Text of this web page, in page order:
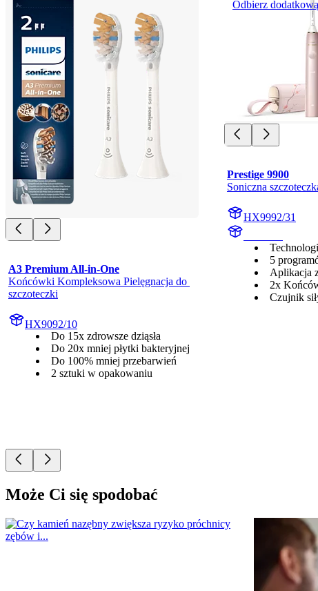
A3 Premium All-in-One
Końcówki Kompleksowa Pielęgnacja do
szczoteczki
HX9092/10
Do 15x zdrowsze dziąsła
Do 20x mniej płytki bakteryjnej
Do 100% mniej przebarwień
2 sztuki w opakowaniu
Odbierz
Prestige 9900
Soniczna
HX9992/31
5
Aplikacja
2x
Czujnik
Może Ci się spodobać